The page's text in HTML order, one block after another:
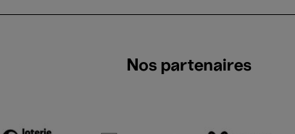
Nos partenaires